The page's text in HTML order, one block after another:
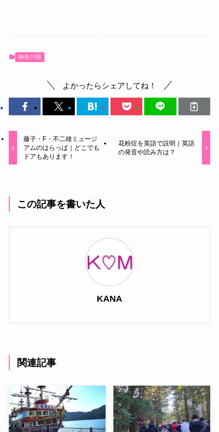
神奈川県
よかったらシェアしてね！
藤子・F・不二雄ミュージ
アムのはらっぱ｜どこでも
ドアもあります！
花粉症を英語で説明｜英語
の発音や読み方は？
この記事を書いた人
KANA
関連記事